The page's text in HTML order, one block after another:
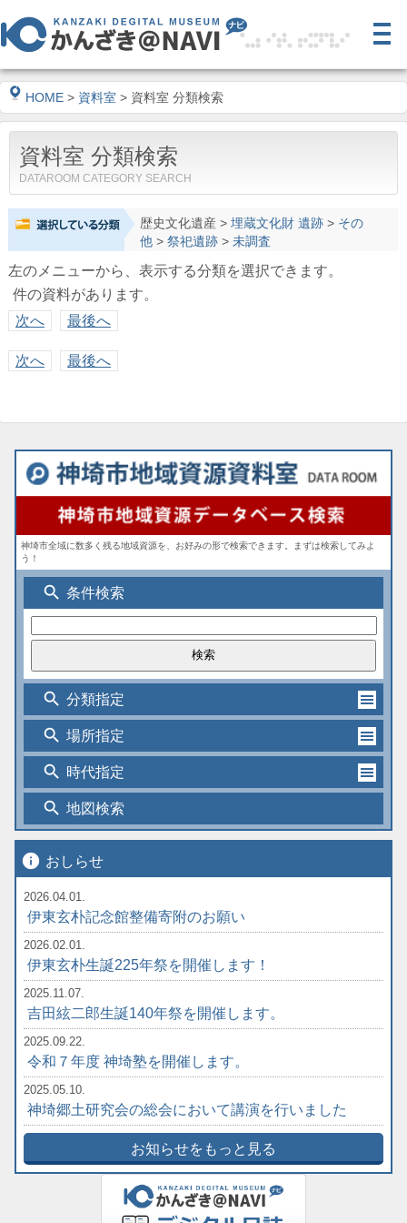
HOME > 資料室 > 資料室 分類検索
資料室 分類検索
DATAROOM CATEGORY SEARCH
歴史文化遺産> 埋蔵文化財 遺跡> その
他> 祭祀遺跡> 未調査
左のメニューから、表示する分類を選択できます。
件の資料があります。
次へ
最後へ
次へ 最後へ
神埼市全域に数多く残る地域資源を、お好みの形で検索できます。まずは検索してみよ
う！
search 条件検索
search 分類指定
search 場所指定
search 時代指定
search 地図検索
info おしらせ
2026.04.01.
伊東玄朴記念館整備寄附のお願い
2026.02.01.
伊東玄朴生誕225年祭を開催します！
2025.11.07.
吉田絃二郎生誕140年祭を開催します。
2025.09.22.
令和７年度 神埼塾を開催します。
2025.05.10.
神埼郷土研究会の総会において講演を行いました
お知らせをもっと見る